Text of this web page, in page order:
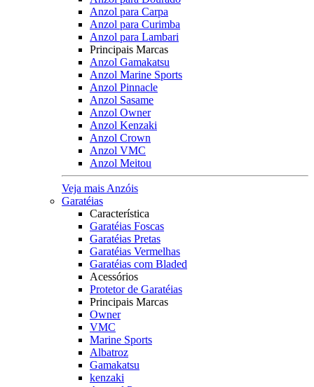
Anzol para Carpa
Anzol para Curimba
Anzol para Lambari
Principais Marcas
Anzol Gamakatsu
Anzol Marine Sports
Anzol Pinnacle
Anzol Sasame
Anzol Owner
Anzol Kenzaki
Anzol Crown
Anzol VMC
Anzol Meitou
Veja mais Anzóis
Garatéias
Característica
Garatéias Foscas
Garatéias Pretas
Garatéias Vermelhas
Garatéias com Bladed
Acessórios
Protetor de Garatéias
Principais Marcas
Owner
VMC
Marine Sports
Albatroz
Gamakatsu
kenzaki